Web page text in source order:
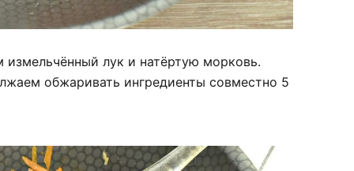
лук и натёртую морковь.
обжаривать ингредиенты совместно 5